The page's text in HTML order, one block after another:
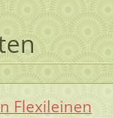
Flexileinen